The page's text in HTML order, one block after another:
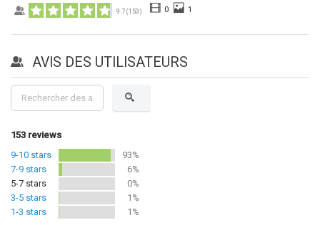
9.7 (153 ) 0 1
AVIS DES UTILISATEURS
153 reviews
9-10 stars
93%
7-9 stars
6%
5-7 stars
0%
3-5 stars
1%
1-3 stars
1%